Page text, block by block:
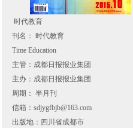
时代教育
刊名： 时代教育
Time Education
主管：成都日报报业集团
主办：成都日报报业集团
周期： 半月刊
信箱：sdjygfbjb@163.com
出版地：四川省成都市